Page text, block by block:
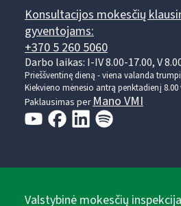
Konsultacijos mokesčių
gyventojams:
+370 5 260 5060
Darbo laikas: I-IV 8.00-17.00, V
Prieššventinę dieną - viena valanda
Kiekvieno mėnesio antrą penktadienį 8.00
Paklausimas perMano VMI
Valstybinė mokesčių